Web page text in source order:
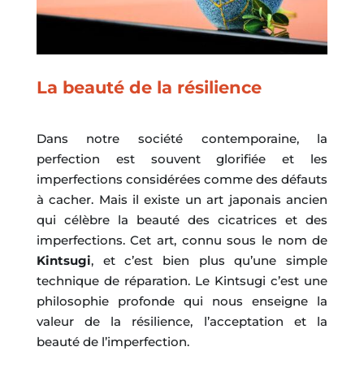
La beauté de la résilience
Dans notre société contemporaine, la
perfection est souvent glorifiée et les
imperfections considérées comme des défauts
à cacher. Mais il existe un art japonais ancien
qui célèbre la beauté des cicatrices et des
imperfections. Cet art, connu sous le nom de
Kintsugi, et c’est bien plus qu’une simple
technique de réparation. Le Kintsugi c’est une
philosophie profonde qui nous enseigne la
valeur de la résilience, l’acceptation et la
beauté de l’imperfection.